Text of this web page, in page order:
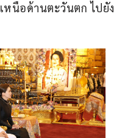
นือด้านตะวันตก ไปยัง